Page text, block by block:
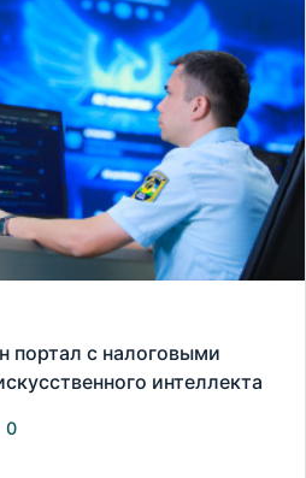
портал с налоговыми
интеллекта
0